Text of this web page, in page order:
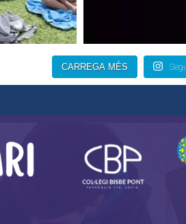
CARREGA MÉS